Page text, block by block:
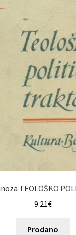
TEOLOŠKO
9.21€
Prodano